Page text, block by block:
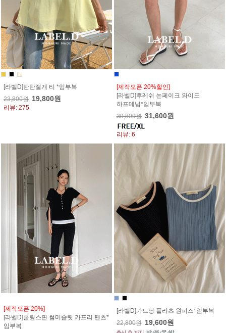
[라벨D]탄탄절개 티 *임부복
23,800원 19,800원
리뷰: 275
[제작오픈 20%할인]
[라벨D]후레쉬 논페이크 와이드
하프데님*임부복
39,800원 31,600원
리뷰: 6
[제작오픈 20%]
[라벨D]쿨링스판 썸머슬릿 카프리 팬츠*
임부복
[라벨D]가드닝 플리츠 원피스*임부복
22,800원 19,600원